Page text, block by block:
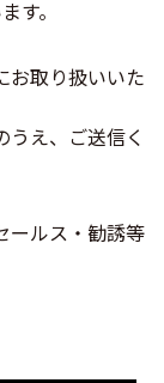
す。
お取り扱いいた
うえ、ご送信く
ールス・勧誘等